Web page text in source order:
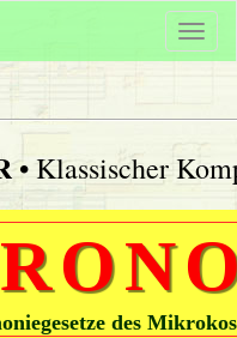
• Klassischer
des